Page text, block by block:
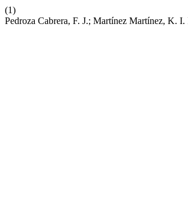
(1)
Pedroza Cabrera, F. J.; Martínez Martínez, K.